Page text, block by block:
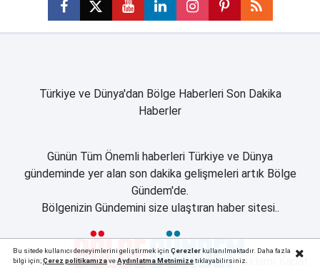
Türkiye ve Dünya'dan Bölge Haberleri Son Dakika
Haberler
Günün Tüm Önemli haberleri Türkiye ve Dünya
gündeminde yer alan son dakika gelişmeleri artık Bölge
Gündem'de.
Bölgenizin Gündemini size ulaştıran haber sitesi..
Bu sitede kullanıcı deneyimlerini geliştirmek için Çerezlerkullanılmaktadır. Daha fazla
bilgi için;Çerez politikamızaveAydınlatma Metnimizetıklayabilirsiniz.Reklamı Kapat